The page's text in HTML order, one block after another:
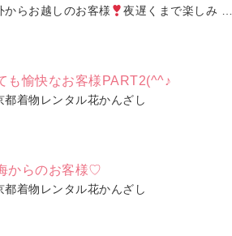
からお越しのお客様 夜遅くまで楽しみ …
も愉快なお客様PART2(^^♪
都着物レンタル花かんざし
からのお客様♡
都着物レンタル花かんざし